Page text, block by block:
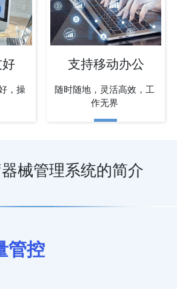
，操
支持移动办公
随时随地，灵活高效，工
作无界
械管理系统的简介
管控